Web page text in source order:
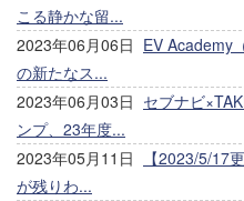
こる静かな留...
2023年06月06日 EV Academy
の新たなス...
2023年06月03日 セブナビ
ンプ、23年度...
2023年05月11日
【2023/5/17
が残りわ...